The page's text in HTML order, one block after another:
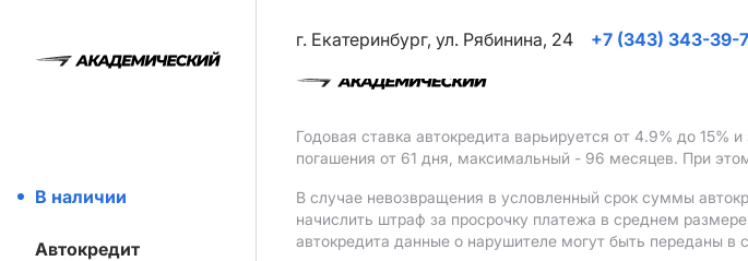
В наличии
Автокредит
г. Екатеринбург, ул. Рябинина, 24
+7 (343) 343-39-
Годовая ставка автокредита варьируется от 4.9% до 15% и
погашения от 61 дня, максимальный - 96 месяцев. При
В случае невозвращения в условленный срок суммы
начислить штраф за просрочку платежа в среднем
автокредита данные о нарушителе могут быть переданы в